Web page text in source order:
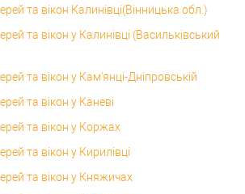
та вікон Калинівці(Вінницька обл.)
та вікон у Калинівці (Васильківський
та вікон у Кам'янці-Дніпровській
та вікон у Каневі
та вікон у Коржах
та вікон у Кирилівці
та вікон у Княжичах